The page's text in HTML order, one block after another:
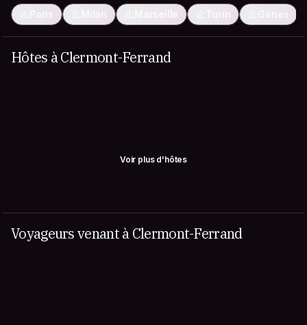
Paris Milan Marseille Turin Gênes
Hôtes à Clermont-Ferrand
Voir plus d'hôtes
Voyageurs venant à Clermont-Ferrand